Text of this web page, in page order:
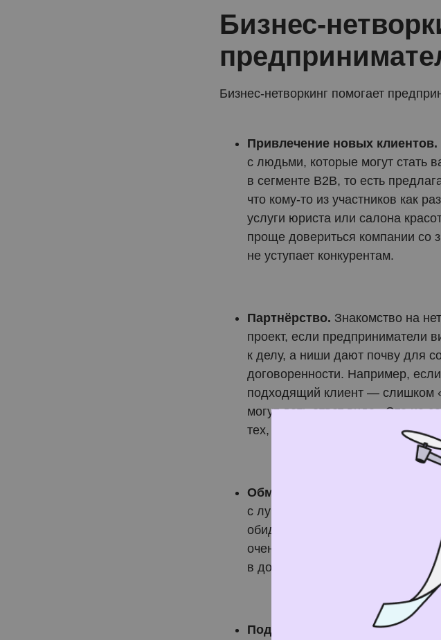
Бизнес-
Бизнес-нетворкинг помогает
Привлечение новых клиентов.
с людьми, которые могут стать
в сегменте B2B, то есть
что кому-то из участников как
услуги юриста или салона
проще довериться компании со
не уступает конкурентам.
Партнёрство. Знакомство на
проект, если предприниматели
к делу, а ниши дают почву для
договоренности. Например,
подходящий клиент — слишком
могут дать ответ вида «Это не
тех, кто этим занимается».
Обмен опытом.
и
с лучшей стороны: чаще всего
обидные проколы, некрасивые,
очень ценный опыт. Если
в доверительное общение,
Поддержка и мотивация.
У